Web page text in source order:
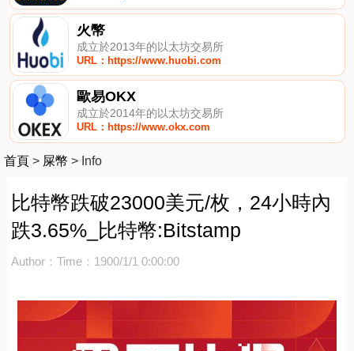
火幣
成立於2013年的以太坊交易所
URL：https://www.huobi.com
歐易OKX
成立於2014年的以太坊交易所
URL：https://www.okx.com
首頁 > 屎幣 > Info
比特幣跌破23000美元/枚，24小時內
跌3.65%_比特幣:Bitstamp
Author： Time：1900/1/1 0:00:00